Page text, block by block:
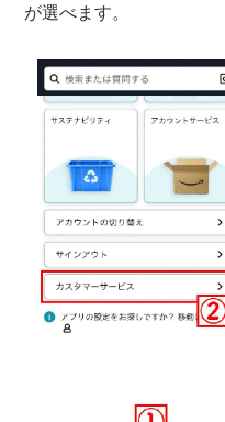
が選べます。